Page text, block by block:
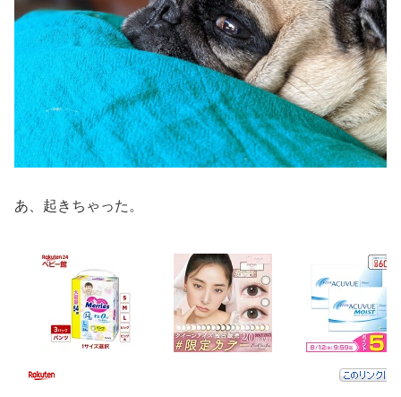
あ、起きちゃった。